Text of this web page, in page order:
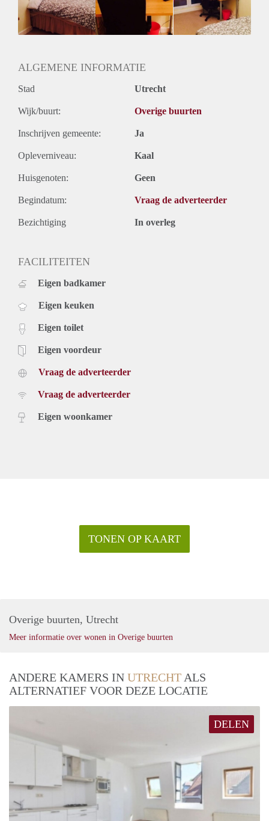
N.V.T.
Huurtermijn
Onbepaalde termijn
ALGEMENE INFORMATIE
Stad Utrecht
Wijk/buurt: Overige buurten
Inschrijven gemeente: Ja
Opleverniveau: Kaal
Huisgenoten: Geen
Begindatum: Vraag de adverteerder
Bezichtiging In overleg
FACILITEITEN
Eigen badkamer
Eigen keuken
Eigen toilet
Eigen voordeur
Vraag de adverteerder
Vraag de adverteerder
Eigen woonkamer
TONEN OP KAART
Overige buurten, Utrecht
Meer informatie over wonen in Overige buurten
ANDERE KAMERS IN UTRECHT ALS
ALTERNATIEF VOOR DEZE LOCATIE
DELEN